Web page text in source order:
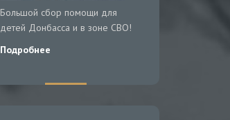
Большой сбор помощи для
детей Донбасса и в зоне СВО!
Подробнее